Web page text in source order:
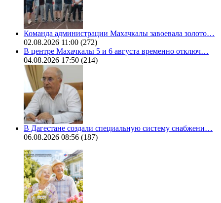
Команда администрации Махачкалы завоевала золото…
02.08.2026 11:00 (272)
В центре Махачкалы 5 и 6 августа временно отключ…
04.08.2026 17:50 (214)
В Дагестане создали специальную систему снабжени…
06.08.2026 08:56 (187)